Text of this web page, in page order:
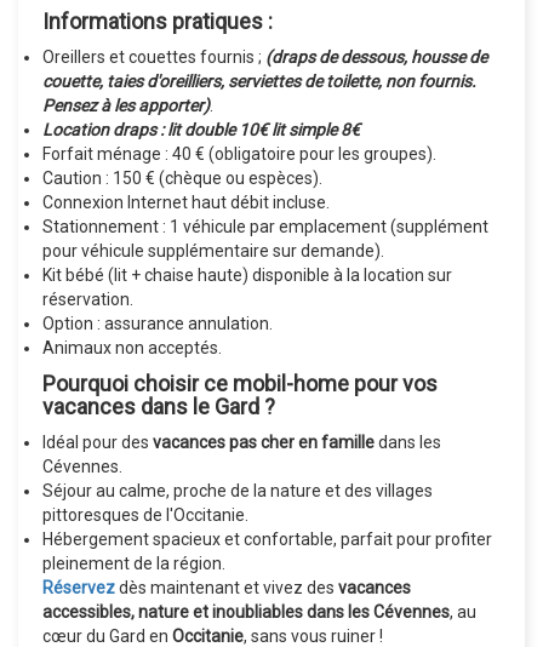
Informations pratiques :
Oreillers et couettes fournis ; (draps de dessous, housse de
couette, taies d'oreilliers, serviettes de toilette, non fournis.
Pensez à les apporter).
Location draps : lit double 10€ lit simple 8€
Forfait ménage : 40 € (obligatoire pour les groupes).
Caution : 150 € (chèque ou espèces).
Connexion Internet haut débit incluse.
Stationnement : 1 véhicule par emplacement (supplément
pour véhicule supplémentaire sur demande).
Kit bébé (lit + chaise haute) disponible à la location sur
réservation.
Option : assurance annulation.
Animaux non acceptés.
Pourquoi choisir ce mobil-home pour vos
vacances dans le Gard ?
Idéal pour des vacances pas cher en familledans les
Cévennes.
Séjour au calme, proche de la nature et des villages
pittoresques de l'Occitanie.
Hébergement spacieux et confortable, parfait pour profiter
pleinement de la région.
Réservezdès maintenant et vivez des vacances
accessibles, nature et inoubliables dans les Cévennes, au
cœur du Gard en Occitanie, sans vous ruiner !